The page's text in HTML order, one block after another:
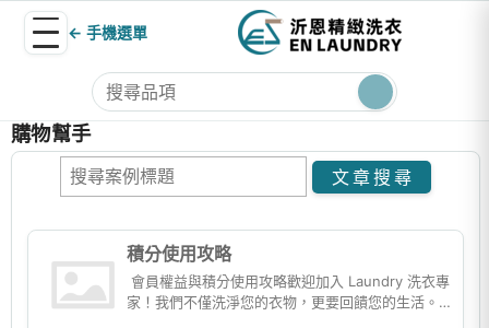
← 手機選單
購物幫手
積分使用攻略
會員權益與積分使用攻略歡迎加入 Laundry 洗衣專
家！我們不僅洗淨您的衣物，更要回饋您的生活。